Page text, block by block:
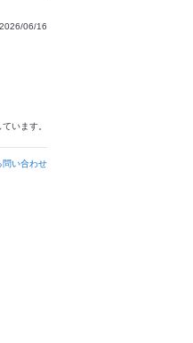
06/16
います。
問い合わせ